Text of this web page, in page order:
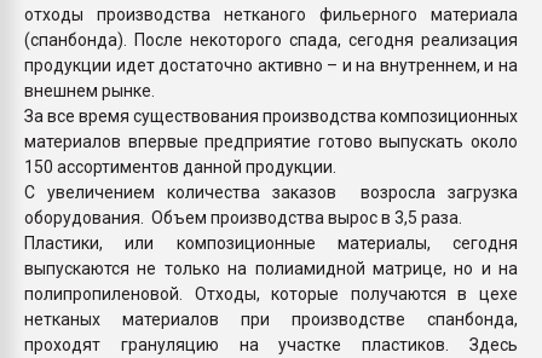
отходы производства нетканого фильерного материала
(спанбонда). После некоторого спада, сегодня реализация
продукции идет достаточно активно – и на внутреннем, и на
внешнем рынке.
За все время существования производства композиционных
материалов впервые предприятие готово выпускать около
150 ассортиментов данной продукции.
С увеличением количества заказов возросла загрузка
оборудования. Объем производства вырос в 3,5 раза.
Пластики, или композиционные материалы, сегодня
выпускаются не только на полиамидной матрице, но и на
полипропиленовой. Отходы, которые получаются в цехе
нетканых материалов при производстве спанбонда,
проходят грануляцию на участке пластиков. Здесь